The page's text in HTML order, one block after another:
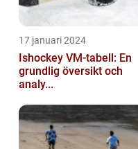
17 januari 2024
Ishockey VM-tabell: En
grundlig översikt och
analy...